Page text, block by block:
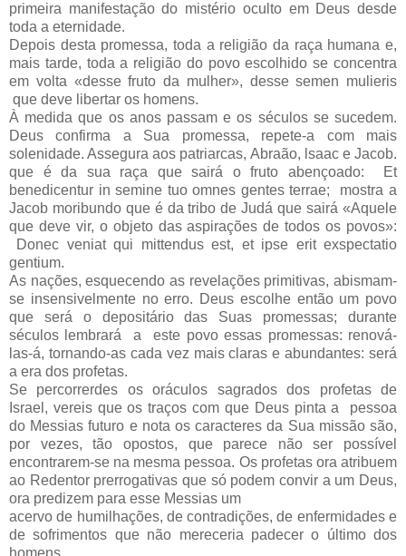
primeira manifestação do mistério oculto em Deus desde
toda a eternidade.
Depois desta promessa, toda a religião da raça humana e,
mais tarde, toda a religião do povo escolhido se concentra
em volta «desse fruto da mulher», desse semen mulieris
que deve libertar os homens.
À medida que os anos passam e os séculos se sucedem.
Deus confirma a Sua promessa, repete-a com mais
solenidade. Assegura aos patriarcas, Abraão, lsaac e Ja­cob.
que é da sua raça que sairá o fruto abençoado: Et
benedicentur in semine tuo omnes gentes terrae; mostra a
Jacob moribundo que é da tribo de Judá que sairá «Aquele
que deve vir, o objeto das aspirações de todos os povos»:
Donec veniat qui mittendus est, et ipse erit exspectatio
gentium.
As nações, esquecendo as revelações primitivas, abismam-
se insensivelmente no erro. Deus escolhe então um povo
que será o depositário das Suas promessas; durante
séculos lembrará a este povo essas promessas: renová-
las-á, tornando-as cada vez mais claras e abundantes: será
a era dos profetas.
Se percorrerdes os oráculos sagrados dos profetas de
Israel, vereis que os traços com que Deus pinta a pessoa
do Messias futuro e nota os caracteres da Sua missão são,
por vezes, tão opostos, que parece não ser possível
encontrarem-se na mesma pessoa. Os profetas ora atribuem
ao Redentor prerrogativas que só podem convir a um Deus,
ora predizem para esse Messias um
acervo de humilhações, de contradições, de enfermidades e
de sofrimentos que não mereceria padecer o último dos